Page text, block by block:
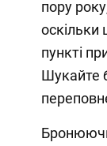
пору
оскільки
пункті
Шукайте